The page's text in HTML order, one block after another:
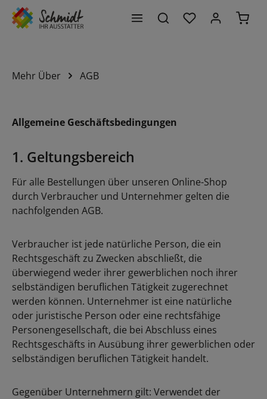
springen Du hast 0
Mehr Über AGB
Allgemeine Geschäftsbedingungen
1. Geltungsbereich
Für alle Bestellungen über unseren Online-Shop
durch Verbraucher und Unternehmer gelten die
nachfolgenden AGB.
Verbraucher ist jede natürliche Person, die ein
Rechtsgeschäft zu Zwecken abschließt, die
überwiegend weder ihrer gewerblichen noch ihrer
selbständigen beruflichen Tätigkeit zugerechnet
werden können. Unternehmer ist eine natürliche
oder juristische Person oder eine rechtsfähige
Personengesellschaft, die bei Abschluss eines
Rechtsgeschäfts in Ausübung ihrer gewerblichen oder
selbständigen beruflichen Tätigkeit handelt.
Gegenüber Unternehmern gilt: Verwendet der